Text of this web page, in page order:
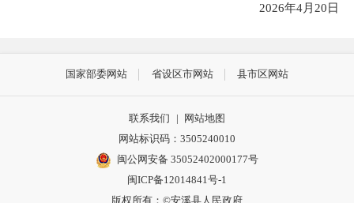
2026年4月20日
国家部委网站 省设区市网站 县市区网站
联系我们 | 网站地图
网站标识码：3505240010
闽公网安备 35052402000177号
闽ICP备12014841号-1
版权所有：©安溪县人民政府